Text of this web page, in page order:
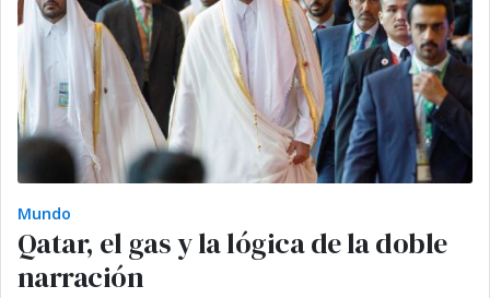
Mundo
Qatar, el gas y la lógica de la doble
narración